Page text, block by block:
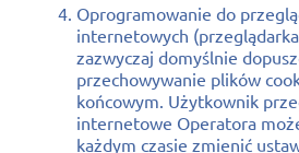
Oprogramowanie do
internetowych
zazwyczaj domyślnie
przechowywanie plików
końcowym. Użytkownik
internetowe Operatora
każdym czasie zmienić